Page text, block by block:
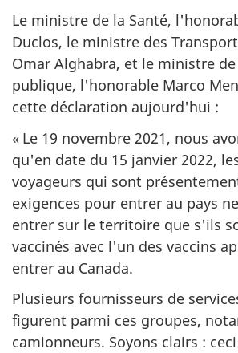
Le ministre de la Santé,
Duclos, le ministre des
Omar Alghabra, et le ministre
publique, l'honorable Marco
cette déclaration aujourd'hui :
« Le 19 novembre 2021, nous
qu'en date du 15 janvier 2022,
voyageurs qui sont
exigences pour entrer au pays
entrer sur le territoire que s'ils
vaccinés avec l'un des vaccins
entrer au Canada.
Plusieurs fournisseurs de
figurent parmi ces groupes,
camionneurs. Soyons clairs :